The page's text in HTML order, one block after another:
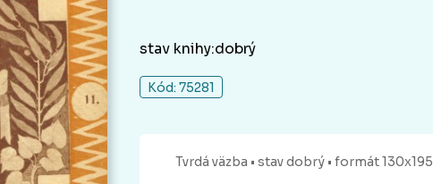
stav knihy:dobrý
Kód: 75281
Tvrdá väzba • stav dobrý • formát 130x195